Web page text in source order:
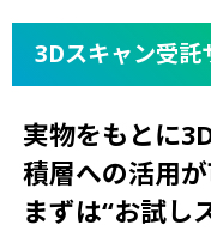
3Dスキャン受託
実物をもとに
積層への活用が
まずは“お試し